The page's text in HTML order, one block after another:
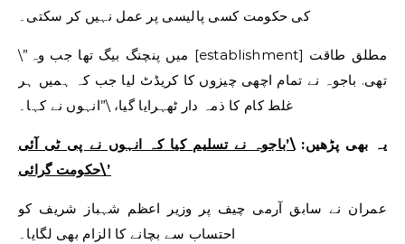
کی حکومت کسی پالیسی پر عمل نہیں کر سکتی۔
\”میں پنچنگ بیگ تھا جب وہ [establishment] مطلق طاقت
تھی. باجوہ نے تمام اچھی چیزوں کا کریڈٹ لیا جب کہ ہمیں ہر
غلط کام کا ذمہ دار ٹھہرایا گیا، \”انہوں نے کہا۔
یہ بھی پڑھیں:\’باجوہ نے تسلیم کیا کہ انہوں نے پی ٹی آئی
حکومت گرائی\’
عمران نے سابق آرمی چیف پر وزیر اعظم شہباز شریف کو
احتساب سے بچانے کا الزام بھی لگایا۔